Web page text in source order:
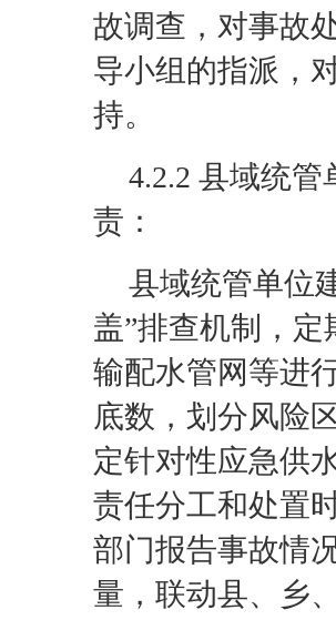
故调查，对事故
导小组的指派，
持。
4.2.2 县域统管
责：
县域统管单位
盖”排查机制，
输配水管网等进
底数，划分风险
定针对性应急供
责任分工和处置
部门报告事故情
量，联动县、乡